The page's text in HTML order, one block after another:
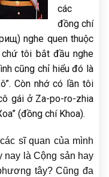
các
đồng chí
nghe quen thuộc
chứ tôi bắt đầu nghe
cũng chỉ hiểu đó là
Còn nhớ có lần tôi
gái ở Za-po-ro-zhia
(đồng chí Khoa).
sĩ quan của mình
nay là Cộng sản hay
tây? Cũng đa